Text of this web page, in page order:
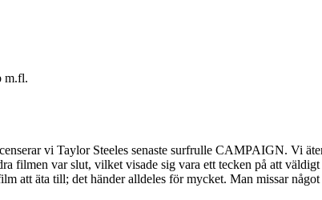
m.fl.
vi Taylor Steeles senaste surfrulle CAMPAIGN. Vi
filmen var slut, vilket visade sig vara ett tecken på att
äta till; det händer alldeles för mycket. Man missar något